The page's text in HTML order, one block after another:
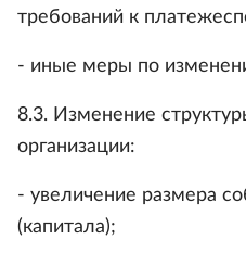
требований к
- иные меры по
8.3. Изменение
организации:
- увеличение размера
(капитала);